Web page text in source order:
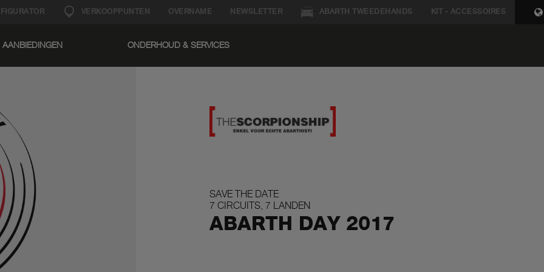
VERKOOPPUNTEN OVERNAME NEWSLETTER ABARTH TWEEDEHANDS KIT - ACCESSOIRES
AANBIEDINGEN ONDERHOUD & SERVICES​
SAVE THE DATE
7 CIRCUITS, 7 LANDEN
ABARTH DAY 2017